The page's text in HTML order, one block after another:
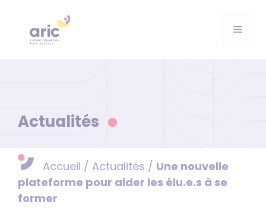
contenu
Menu
Actualités
Accueil / Actualités / Une nouvelle
plateforme pour aider les élu.e.s à se
former